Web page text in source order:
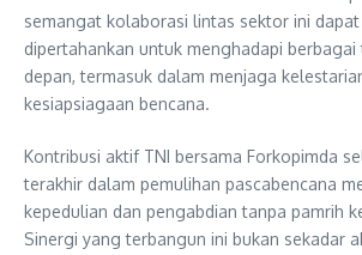
semangat kolaborasi lintas sektor ini
dipertahankan untuk menghadapi
depan, termasuk dalam menjaga
kesiapsiagaan bencana.
Kontribusi aktif TNI bersama Forkopimda
terakhir dalam pemulihan pascabencana
kepedulian dan pengabdian tanpa pamrih
Sinergi yang terbangun ini bukan sekadar